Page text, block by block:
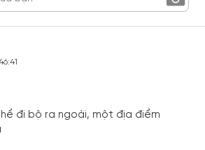
đi bộ ra ngoài, một địa điểm